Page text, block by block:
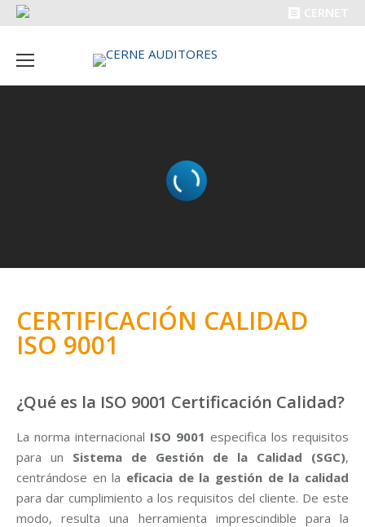
CERNET
CERTIFICACIÓN CALIDAD
ISO 9001
¿Qué es la ISO 9001 Certificación Calidad?
La norma internacional ISO 9001 especifica los requisitos
para un Sistema de Gestión de la Calidad (SGC),
centrándose en la eficacia de la gestión de la calidad
para dar cumplimiento a los requisitos del cliente. De este
modo, resulta una herramienta imprescindible para la